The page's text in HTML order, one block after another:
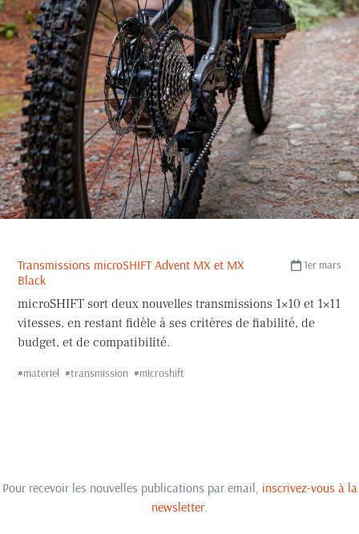
1er mars
Transmissions microSHIFT Advent MX et MX
Black
microSHIFT sort deux nouvelles transmissions 1×10 et 1×11
vitesses, en restant fidèle à ses critères de fiabilité, de
budget, et de compatibilité.
#materiel #transmission #microshift
Pour recevoir les nouvelles publications par email, inscrivez-vous à la
newsletter.